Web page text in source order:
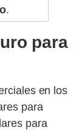
.
para
en los
para
para